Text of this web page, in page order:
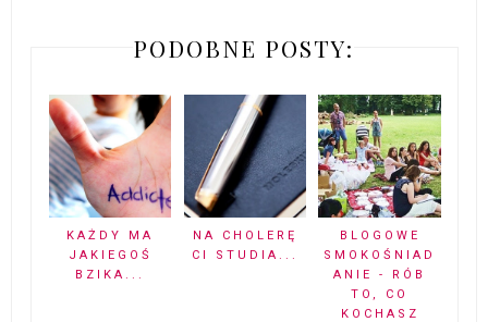
PODOBNE POSTY:
KAŻDY MA
JAKIEGOŚ
BZIKA...
NA CHOLERĘ
CI STUDIA...
BLOGOWE
SMOKOŚNIAD
ANIE - RÓB
TO, CO
KOCHASZ